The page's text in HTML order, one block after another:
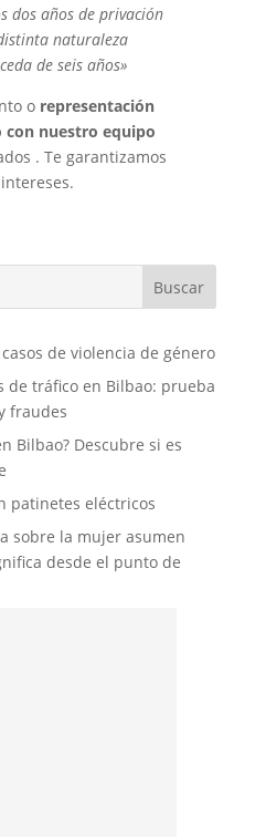
dos años de privación
naturaleza
de seis años»
o representación
con nuestro equipo
. Te garantizamos
de violencia de género
de tráfico en Bilbao: prueba
fraudes
Bilbao? Descubre si es
patinetes eléctricos
sobre la mujer asumen
desde el punto de